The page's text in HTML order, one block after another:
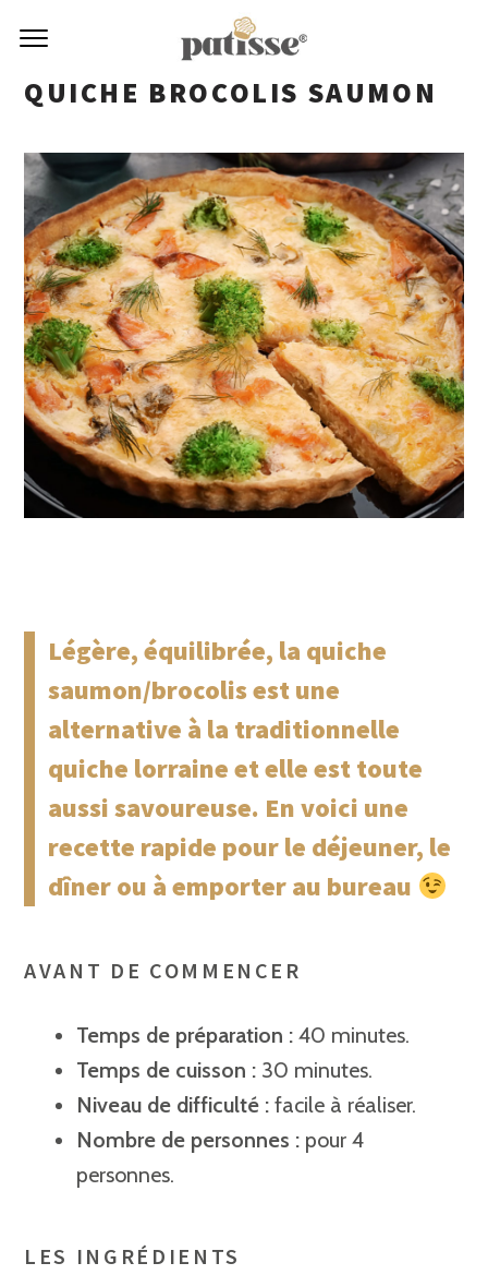
QUICHE BROCOLIS SAUMON
Légère, équilibrée, la quiche
saumon/brocolis est une
alternative à la traditionnelle
quiche lorraine et elle est toute
aussi savoureuse. En voici une
recette rapide pour le déjeuner, le
dîner ou à emporter au bureau
AVANT DE COMMENCER
Temps de préparation : 40 minutes.
Temps de cuisson : 30 minutes.
Niveau de difficulté : facile à réaliser.
Nombre de personnes : pour 4
personnes.
LES INGRÉDIENTS